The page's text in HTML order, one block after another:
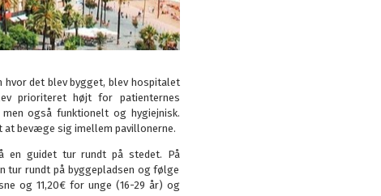
hvor det blev bygget, blev hospitalet
prioriteret højt for patienternes
også funktionelt og hygiejnisk.
at bevæge sig imellem pavillonerne.
en guidet tur rundt på stedet. På
tur rundt på byggepladsen og følge
og 11,20€ for unge (16-29 år) og